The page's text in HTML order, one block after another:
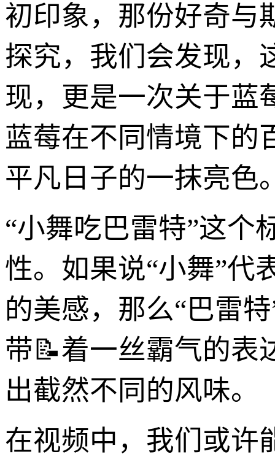
初印象，那份好奇与
探究，我们会发现，
现，更是一次关于蓝
蓝莓在不同情境下的
平凡日子的一抹亮色
“小舞吃巴雷特”这个
性。如果说“小舞”代
的美感，那么“巴雷
带📝着一丝霸气的表
出截然不同的风味。
在视频中，我们或许